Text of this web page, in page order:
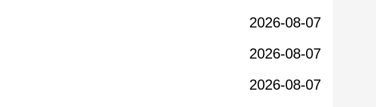
2026-08-07
2026-08-07
2026-08-07